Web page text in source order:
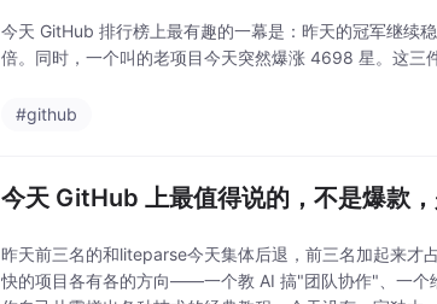
今天 GitHub 排行榜上最有趣的一幕是：昨天的冠军继续
倍。同时，一个叫的老项目今天突然爆涨 4698 星。这三
#github
今天 GitHub 上最值得说的，不是爆款
昨天前三名的和liteparse今天集体后退，前三名加起来才
快的项目各有各的方向——一个教 AI 搞"团队协作"、一个